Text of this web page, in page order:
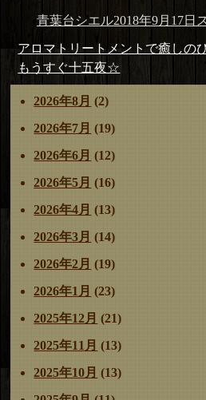
投
者
青葉台シエル投
日:
2018年9月17日 カ
投
稿
ナ
ビ
ゲ
シ
ョ
前
の
投
稿:
アロマトリートメントで癒しの
次
の
投
稿:
もうすぐ十五夜☆
2026年8月 (2)
2026年7月 (19)
2026年6月 (12)
2026年5月 (16)
2026年4月 (13)
2026年3月 (14)
2026年2月 (19)
2026年1月 (23)
2025年12月 (21)
2025年11月 (13)
2025年10月 (13)